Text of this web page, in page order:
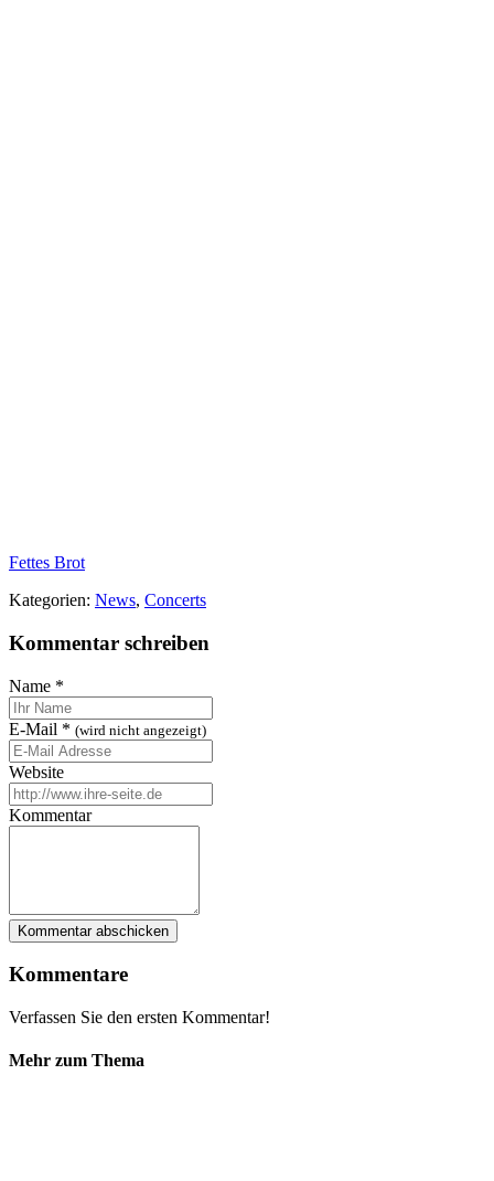
Fettes Brot
Kategorien: News, Concerts
Kommentar schreiben
Name *
E-Mail * (wird nicht angezeigt)
Website
Kommentar
Kommentare
Verfassen Sie den ersten Kommentar!
Mehr zum Thema